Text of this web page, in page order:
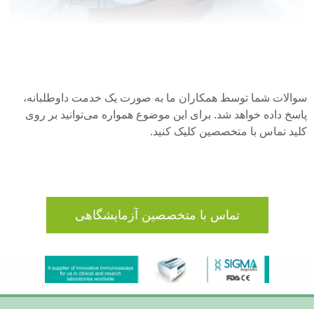
سوالات شما توسط همکاران ما به صورت یک خدمت داوطلبانه،
پاسخ داده خواهد شد. برای این موضوع همواره می‌توانید بر روی
کلید تماس با متخصصین کلیک کنید.
تماس با متخصصین آزمایشگاهی